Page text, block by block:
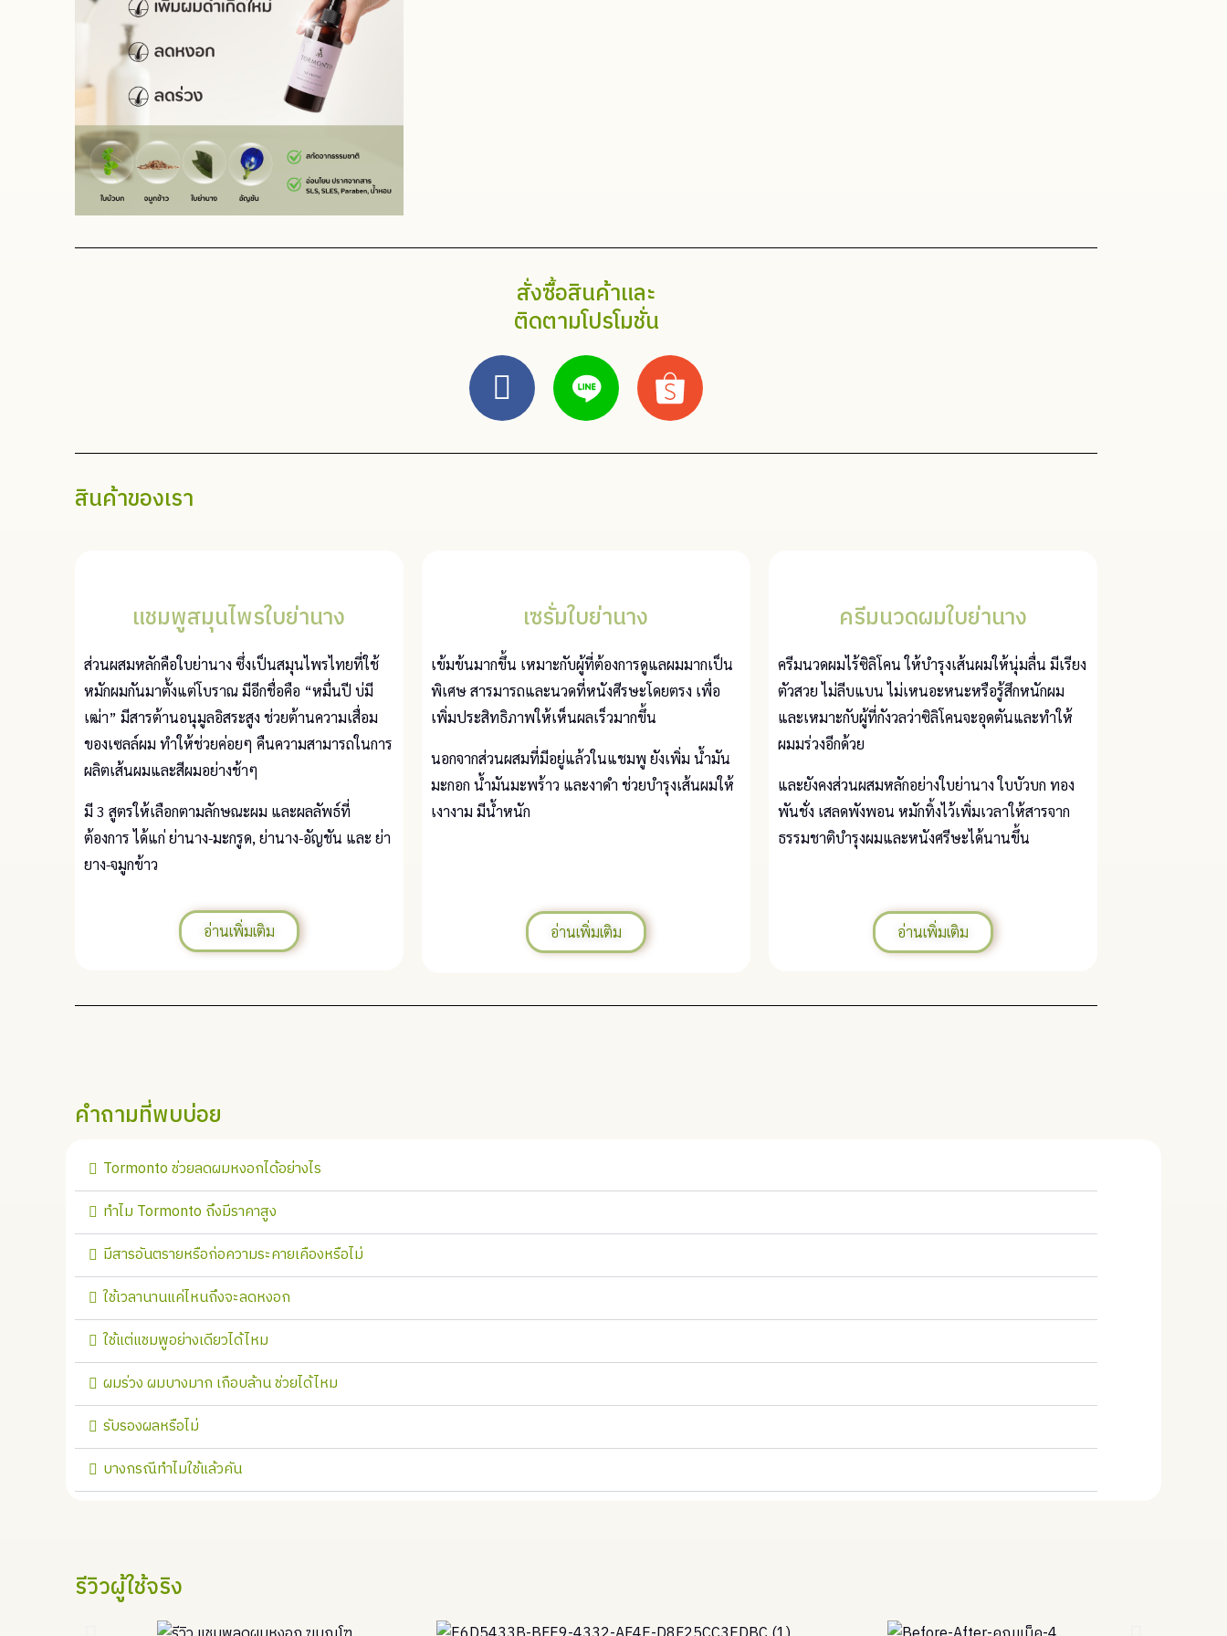
สั่งซื้อสินค้าและ
ติดตามโปรโมชั่น
สินค้าของเรา
แชมพูสมุนไพรใบย่านาง​
ส่วนผสมหลักคือใบย่านาง ซึ่งเป็นสมุนไพรไทยที่ใช้
หมักผมกันมาตั้งแต่โบราณ มีอีกชื่อคือ “หมื่นปี บ่มี
เฒ่า” มีสารต้านอนุมูลอิสระสูง ช่วยต้านความเสื่อม
ของเซลล์ผม ทำให้ช่วยค่อยๆ คืนความสามารถในการ
ผลิตเส้นผมและสีผมอย่างช้าๆ
มี 3 สูตรให้เลือกตามลักษณะผม และผลลัพธ์ที่
ต้องการ ได้แก่ ย่านาง-มะกรูด, ย่านาง-อัญชัน และ ย่า
ยาง-จมูกข้าว
อ่านเพิ่มเติม
เซรั่มใบย่านาง
เข้มข้นมากขึ้น เหมาะกับผู้ที่ต้องการดูแลผมมากเป็น
พิเศษ สารมารถและนวดที่หนังศีรษะโดยตรง เพื่อ
เพิ่มประสิทธิภาพให้เห็นผลเร็วมากขึ้น
นอกจากส่วนผสมที่มีอยู่แล้วในแชมพู ยังเพิ่ม น้ำมัน
มะกอก น้ำมันมะพร้าว และงาดำ ช่วยบำรุงเส้นผมให้
เงางาม มีน้ำหนัก
อ่านเพิ่มเติม
ครีมนวดผมใบย่านาง
ครีมนวดผมไร้ซิลิโคน ให้บำรุงเส้นผมให้นุ่มลื่น มีเรียง
ตัวสวย ไม่ลีบแบน ไม่เหนอะหนะหรือรู้สึกหนักผม
และเหมาะกับผู้ที่กังวลว่าซิลิโคนจะอุดตันและทำให้
ผมมร่วงอีกด้วย
และยังคงส่วนผสมหลักอย่างใบย่านาง ใบบัวบก ทอง
พันชั่ง เสลดพังพอน หมักทิ้งไว้เพิ่มเวลาให้สารจาก
ธรรมชาติบำรุงผมและหนังศรีษะได้นานขึ้น
อ่านเพิ่มเติม
คำถามที่พบบ่อย
Tormonto ช่วยลดผมหงอกได้อย่างไร
ทำไม Tormonto ถึงมีราคาสูง
มีสารอันตรายหรือก่อความระคายเคืองหรือไม่
ใช้เวลานานแค่ไหนถึงจะลดหงอก
ใช้แต่แชมพูอย่างเดียวได้ไหม
ผมร่วง ผมบางมาก เกือบล้าน ช่วยได้ไหม
รับรองผลหรือไม่
บางกรณีทำไมใช้แล้วคัน
รีวิวผู้ใช้จริง